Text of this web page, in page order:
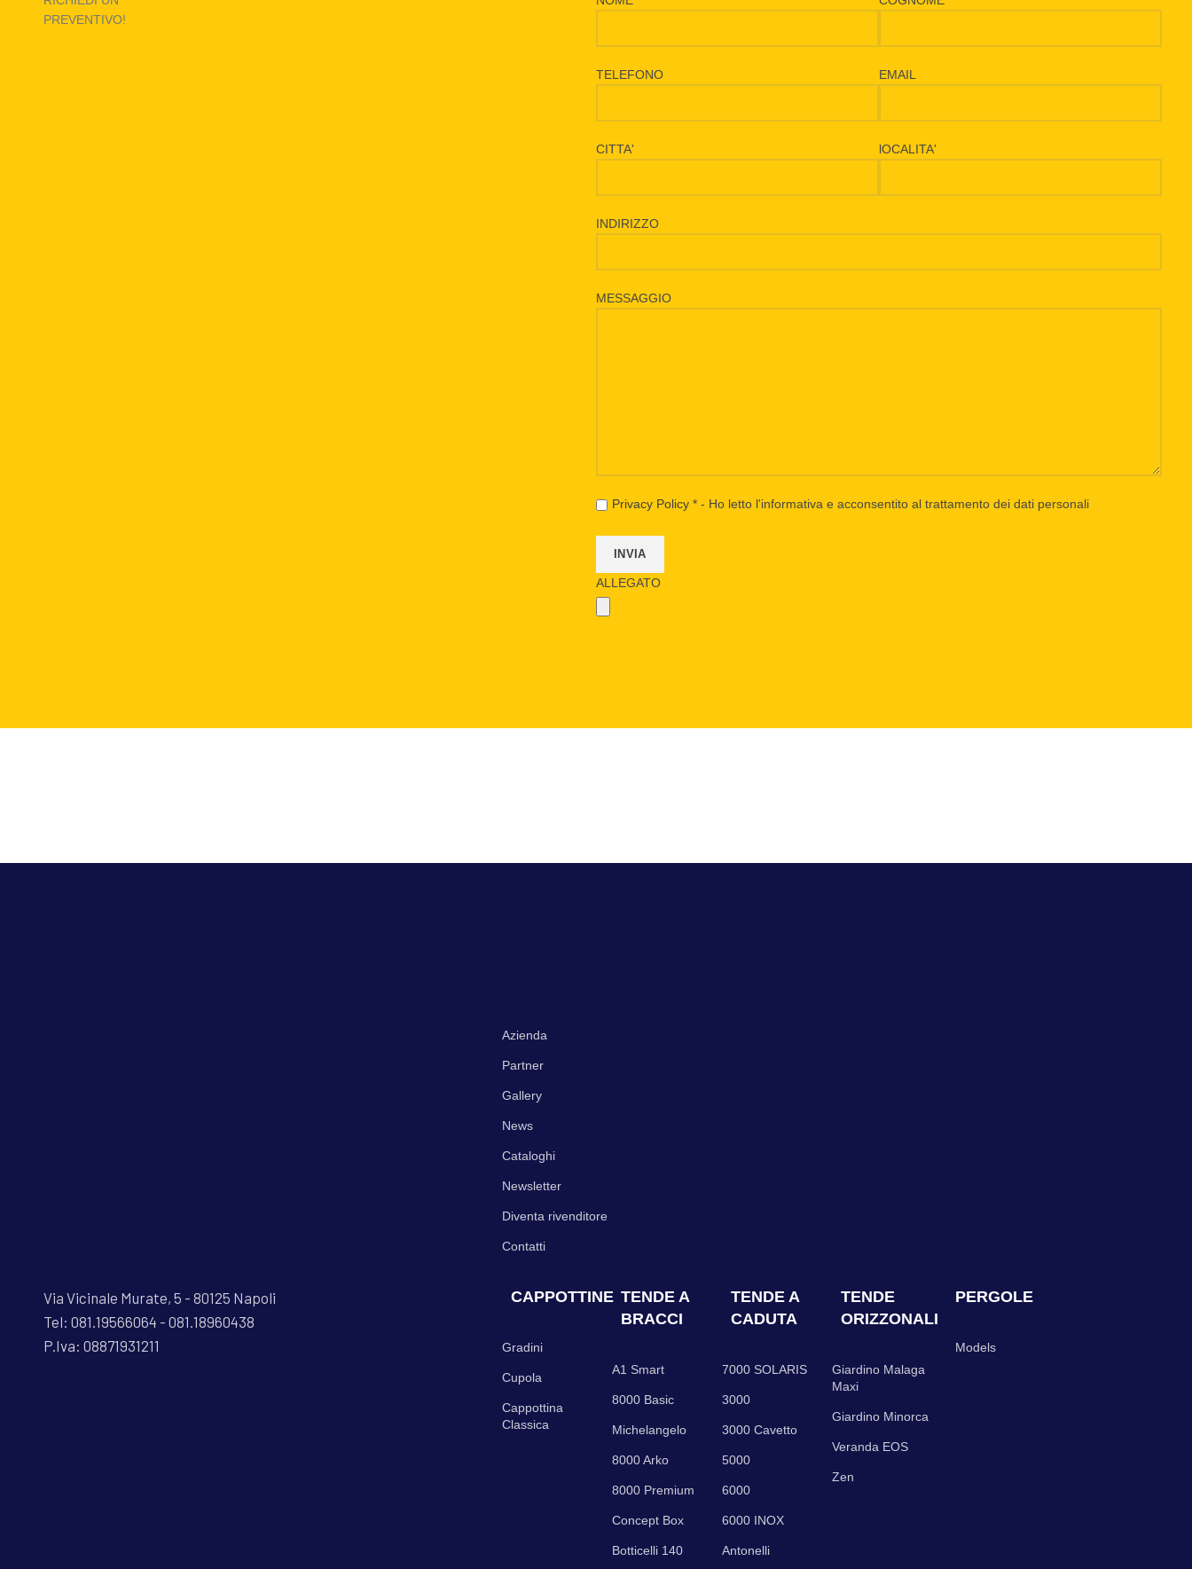
PREVENTIVO!
TELEFONO EMAIL
CITTA' lOCALITA'
INDIRIZZO
MESSAGGIO
Privacy Policy * - Ho letto l'informativa e acconsentito al trattamento dei dati personali
ALLEGATO
Azienda
Partner
Gallery
News
Cataloghi
Newsletter
Diventa rivenditore
Contatti
Via Vicinale Murate, 5 - 80125 Napoli
Tel: 081.19566064 - 081.18960438
P.Iva: 08871931211
CAPPOTTINE
Gradini
Cupola
Cappottina
Classica
TENDE A
BRACCI
A1 Smart
8000 Basic
Michelangelo
8000 Arko
8000 Premium
Concept Box
Botticelli 140
TENDE A
CADUTA
7000 SOLARIS
3000
3000 Cavetto
5000
6000
6000 INOX
Antonelli
TENDE
ORIZZONALI
Giardino Malaga
Maxi
Giardino Minorca
Veranda EOS
Zen
PERGOLE
Models